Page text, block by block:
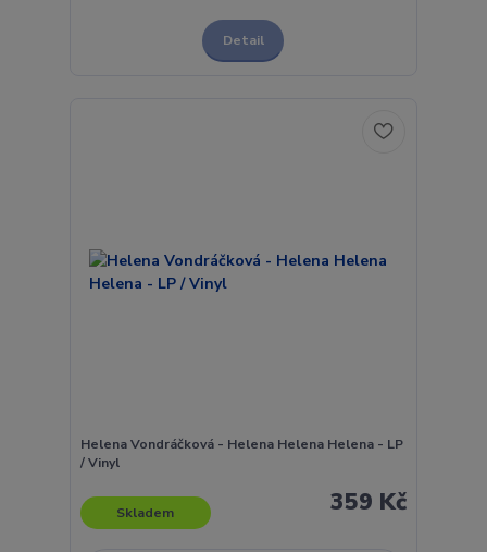
Detail
Helena Vondráčková - Helena Helena Helena - LP
/ Vinyl
359 Kč
Skladem